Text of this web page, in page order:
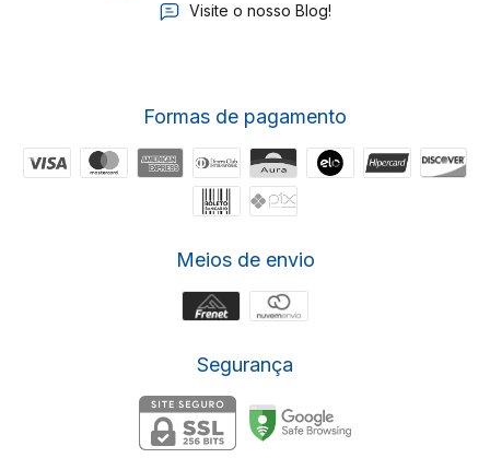
Visite o nosso Blog!
Formas de pagamento
Meios de envio
Segurança